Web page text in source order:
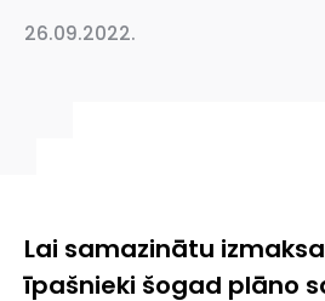
26.09.2022.
Lai samazinātu
īpašnieki šogad plāno